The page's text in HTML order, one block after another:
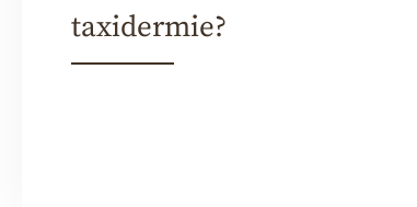
taxidermie?